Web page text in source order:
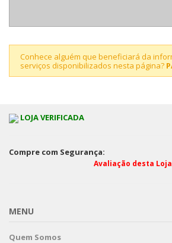
Conhece alguém que beneficiará da
serviços disponibilizados nesta página?
LOJA VERIFICADA
Compre com Segurança:
Avaliação desta Loja
MENU
Quem Somos